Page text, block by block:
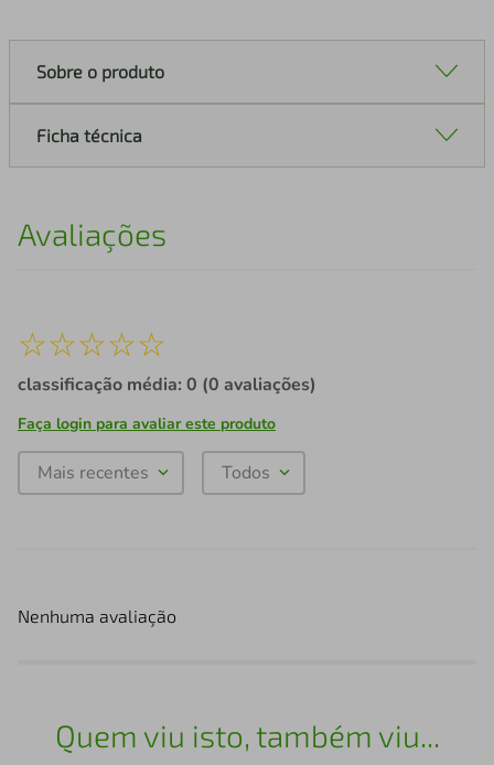
Sobre o produto
Ficha técnica
Avaliações
☆☆☆☆☆
classificação média: 0 (0 avaliações)
Faça login para avaliar este produto
Mais recentes Todos
Nenhuma avaliação
Quem viu isto, também viu...